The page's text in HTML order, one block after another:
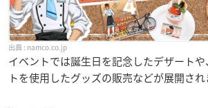
namco.co.jp
イベントでは誕生日を記念したデザート
トを使用したグッズの販売などが展開され